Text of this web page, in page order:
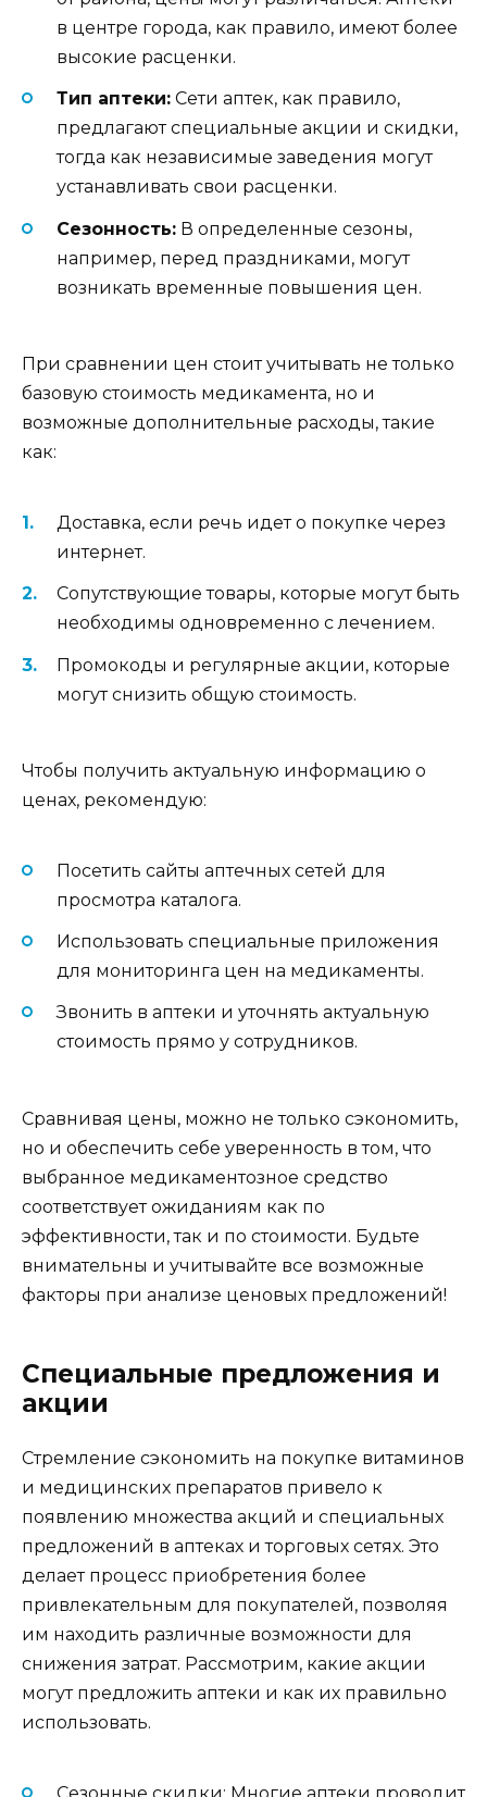
в центре города, как правило, имеют более
высокие расценки.
Тип аптеки: Сети аптек, как правило,
предлагают специальные акции и скидки,
тогда как независимые заведения могут
устанавливать свои расценки.
Сезонность: В определенные сезоны,
например, перед праздниками, могут
возникать временные повышения цен.
При сравнении цен стоит учитывать не только
базовую стоимость медикамента, но и
возможные дополнительные расходы, такие
как:
Доставка, если речь идет о покупке через
интернет.
Сопутствующие товары, которые могут быть
необходимы одновременно с лечением.
Промокоды и регулярные акции, которые
могут снизить общую стоимость.
Чтобы получить актуальную информацию о
ценах, рекомендую:
Посетить сайты аптечных сетей для
просмотра каталога.
Использовать специальные приложения
для мониторинга цен на медикаменты.
Звонить в аптеки и уточнять актуальную
стоимость прямо у сотрудников.
Сравнивая цены, можно не только сэкономить,
но и обеспечить себе уверенность в том, что
выбранное медикаментозное средство
соответствует ожиданиям как по
эффективности, так и по стоимости. Будьте
внимательны и учитывайте все возможные
факторы при анализе ценовых предложений!
Специальные предложения и
акции
Стремление сэкономить на покупке витаминов
и медицинских препаратов привело к
появлению множества акций и специальных
предложений в аптеках и торговых сетях. Это
делает процесс приобретения более
привлекательным для покупателей, позволяя
им находить различные возможности для
снижения затрат. Рассмотрим, какие акции
могут предложить аптеки и как их правильно
использовать.